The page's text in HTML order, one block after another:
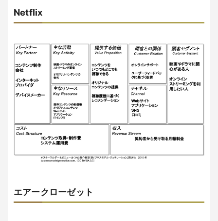
Netflix
エアークローゼット